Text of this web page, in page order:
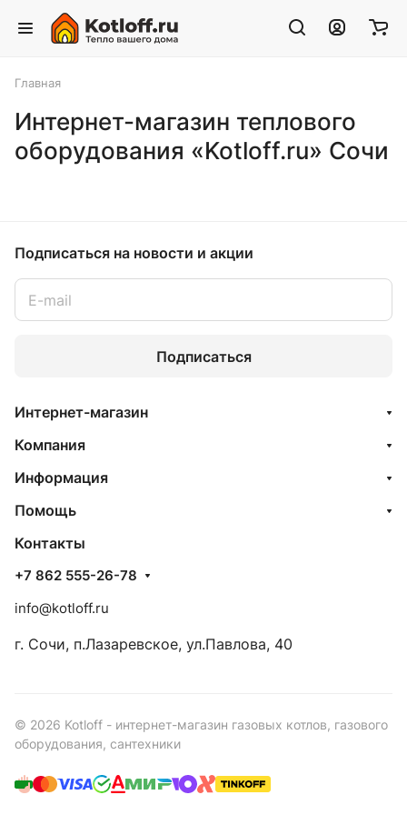
Главная
Интернет-магазин теплового
оборудования «Kotloff.ru» Сочи
Подписаться на новости и акции
Подписаться
Интернет-магазин
Компания
Информация
Помощь
Контакты
+7 862 555-26-78
info@kotloff.ru
г. Сочи, п.Лазаревское, ул.Павлова, 40
© 2026 Kotloff - интернет-магазин газовых котлов, газового
оборудования, сантехники